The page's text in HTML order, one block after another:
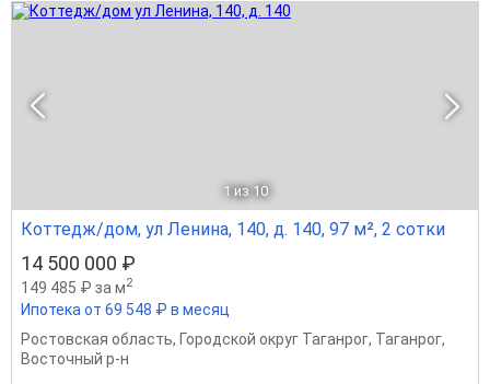
1 из 10
Коттедж/дом, ул Ленина, 140, д. 140, 97 м², 2 сотки
14 500 000 ₽
149 485 ₽ за м2
Ипотека от 69 548 ₽ в месяц
Ростовская область, Городской округ Таганрог, Таганрог,
Восточный р-н